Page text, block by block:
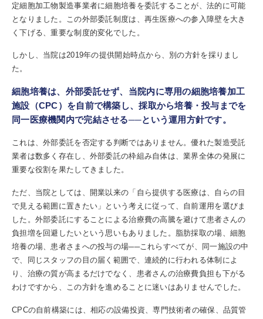
定細胞加工物製造事業者に細胞培養を委託することが、法的に可能
となりました。この外部委託制度は、再生医療への参入障壁を大き
く下げる、重要な制度的変化でした。
しかし、当院は2019年の提供開始時点から、別の方針を採りまし
た。
細胞培養は、外部委託せず、当院内に専用の細胞培養加工
施設（CPC）を自前で構築し、採取から培養・投与までを
同一医療機関内で完結させる──という運用方針です。
これは、外部委託を否定する判断ではありません。優れた製造受託
業者は数多く存在し、外部委託の枠組み自体は、業界全体の発展に
重要な役割を果たしてきました。
ただ、当院としては、開業以来の「自ら提供する医療は、自らの目
で見える範囲に置きたい」という考えに従って、自前運用を選びま
した。外部委託にすることによる治療費の高騰を避けて患者さんの
負担増を回避したいという思いもありました。脂肪採取の場、細胞
培養の場、患者さまへの投与の場──これらすべてが、同一施設の中
で、同じスタッフの目の届く範囲で、連続的に行われる体制によ
り、治療の質が高まるだけでなく、患者さんの治療費負担も下がる
わけですから、この方針を進めることに迷いはありませんでした。
CPCの自前構築には、相応の設備投資、専門技術者の確保、品質管